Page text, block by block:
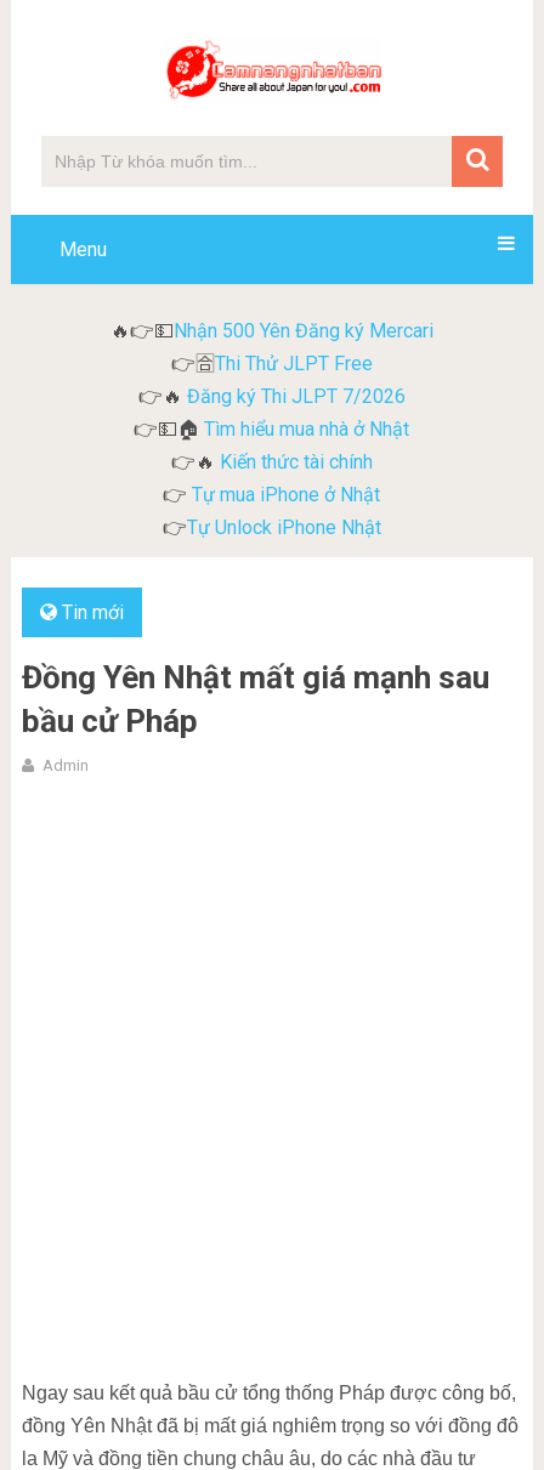
Menu
🔥👉💵Nhận 500 Yên Đăng ký Mercari
👉🈴Thi Thử JLPT Free
👉🔥 Đăng ký Thi JLPT 7/2026
👉💵🏠Tìm hiểu mua nhà ở Nhật
👉🔥 Kiến thức tài chính
👉 Tự mua iPhone ở Nhật
👉Tự Unlock iPhone Nhật
Tin mới
Đồng Yên Nhật mất giá mạnh sau
bầu cử Pháp
Admin
Ngay sau kết quả bầu cử tổng thống Pháp được công bố,
đồng Yên Nhật đã bị mất giá nghiêm trọng so với đồng đô
la Mỹ và đồng tiền chung châu âu, do các nhà đầu tư